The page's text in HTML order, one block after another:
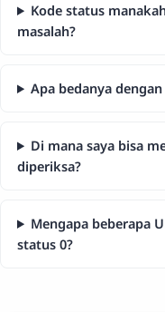
Kode status
masalah?
Apa bedanya
Di mana saya bisa
diperiksa?
Mengapa beberapa
status 0?